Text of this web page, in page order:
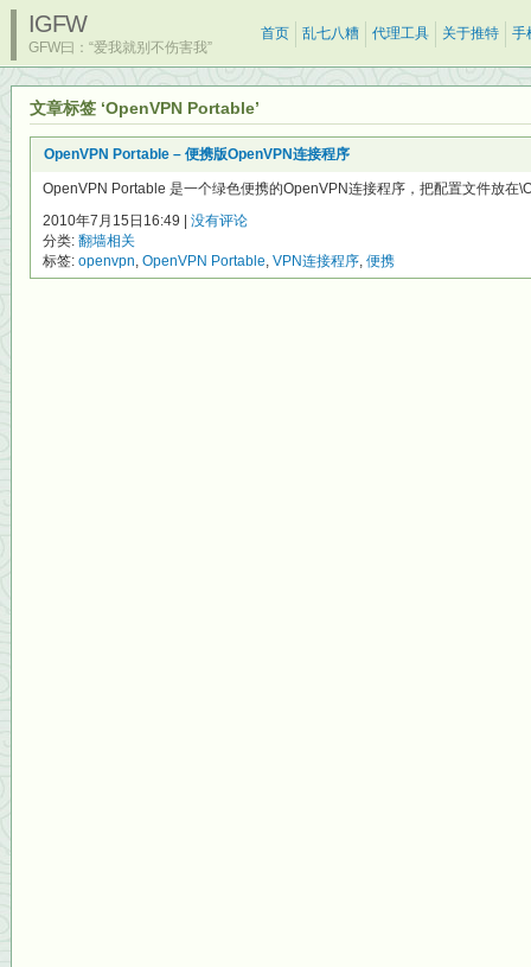
IGFW
GFW曰：“爱我就别不伤害我”
首页 乱七八糟 代理工具 关于推特 手
文章标签 ‘OpenVPN Portable’
OpenVPN Portable – 便携版OpenVPN连接程序
OpenVPN Portable 是一个绿色便携的OpenVPN连接程序，把配置文件放在
2010年7月15日16:49 | 没有评论
分类: 翻墙相关
标签: openvpn, OpenVPN Portable, VPN连接程序, 便携